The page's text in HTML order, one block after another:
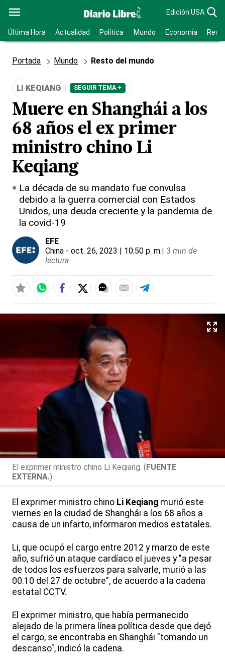
Edición USA
Última Hora Actualidad Política Mundo Economía
Portada Mundo Resto del mundo
LI KEQIANG SEGUIR TEMA +
Muere en Shanghái a los
68 años el ex primer
ministro chino Li
Keqiang
La década de su mandato fue convulsa
debido a la guerra comercial con Estados
Unidos, una deuda creciente y la pandemia de
la covid-19
EFE
China - oct. 26, 2023 | 10:50 p. m.| 3 min de
lectura
El exprimer ministro chino Li Keqiang. (FUENTE
EXTERNA.)
El exprimer ministro chino Li Keqiang murió este
viernes en la ciudad de Shanghái a los 68 años a
causa de un infarto, informaron medios estatales.
Li, que ocupó el cargo entre 2012 y marzo de este
año, sufrió un ataque cardíaco el jueves y "a pesar
de todos los esfuerzos para salvarle, murió a las
00.10 del 27 de octubre", de acuerdo a la cadena
estatal CCTV.
El exprimer ministro, que había permanecido
alejado de la primera línea política desde que dejó
el cargo, se encontraba en Shanghái "tomando un
descanso", indicó la cadena.